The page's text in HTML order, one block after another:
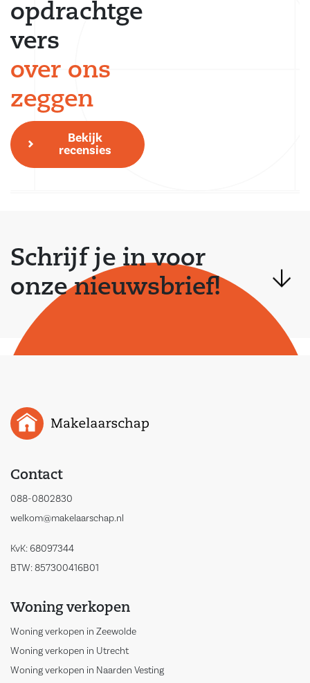
Schrijf je in voor
onze nieuwsbrief!
opdrachtge
vers
over ons
zeggen
Bekijk
recensies
Contact
088-0802830
welkom@makelaarschap.nl
KvK: 68097344
BTW: 857300416B01
Woning verkopen
Woning verkopen in Zeewolde
Woning verkopen in Utrecht
Woning verkopen in Naarden Vesting